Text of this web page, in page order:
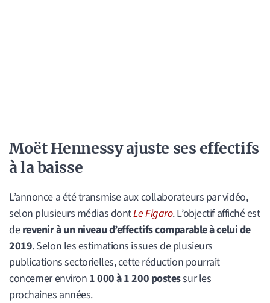
Moët Hennessy ajuste ses effectifs
à la baisse
L’annonce a été transmise aux collaborateurs par vidéo,
selon plusieurs médias dontLe Figaro. L’objectif affiché est
derevenir à un niveau d’effectifs comparable à celui de
2019. Selon les estimations issues de plusieurs
publications sectorielles, cette réduction pourrait
concerner environ 1 000 à 1 200 postessur les
prochaines années.